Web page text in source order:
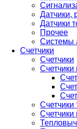
Датчики,
Датчики
Прочее
Системы
Счетчики
Счетчики
Счетчики
Счетчики
Счетчики